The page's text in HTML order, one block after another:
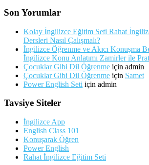
Son Yorumlar
Kolay İngilizce Eğitim Seti Rahat
Dersleri Nasıl Çalışmalı?
İngilizce Öğrenme ve Akıcı Konuşma
İngilizce Konu Anlatımı Zamirler ile
Çocuklar Gibi Dil Öğrenme için admin
Çocuklar Gibi Dil Öğrenme için Samet
Power English Seti için admin
Tavsiye Siteler
İngilizce App
English Class 101
Konuşarak Öğren
Power English
Rahat İngilizce Eğitim Seti